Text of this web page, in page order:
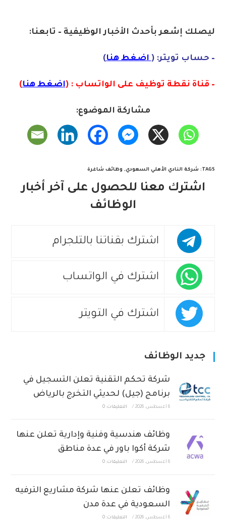
ليصلك إشعربأحدث الأخبار الوظيفية – تابعنا:
– حساب تويتر: ( اضغط هنا)
– قناة نقطة توظيف على الواتساب : (اضغط هنا)
مشاركة الموضوع:
TAGS
: شركة النادي الأهلي السعودي, وظائف شاغرة
اشترك معنا للحصول على آخر أخبار
الوظائف
اشترك بقناتنا بالتلجرام
اشترك في الواتساب
اشترك في التويتر
جديد الوظائف
شركة تحكم التقنية تعلن التسجيل في
برنامج (جيل) لحديثي التخرج بالرياض
6 أغسطس، 2026 / التعليقات: 0
وظائف هندسية وفنية وإدارية تعلن عنها
شركة أكوا باور في عدة مناطق
6 أغسطس، 2026 / التعليقات: 0
وظائف تعلن عنها شركة مشاريع الترفيه
السعودية في عدة مدن
6 أغسطس، 2026 / التعليقات: 0